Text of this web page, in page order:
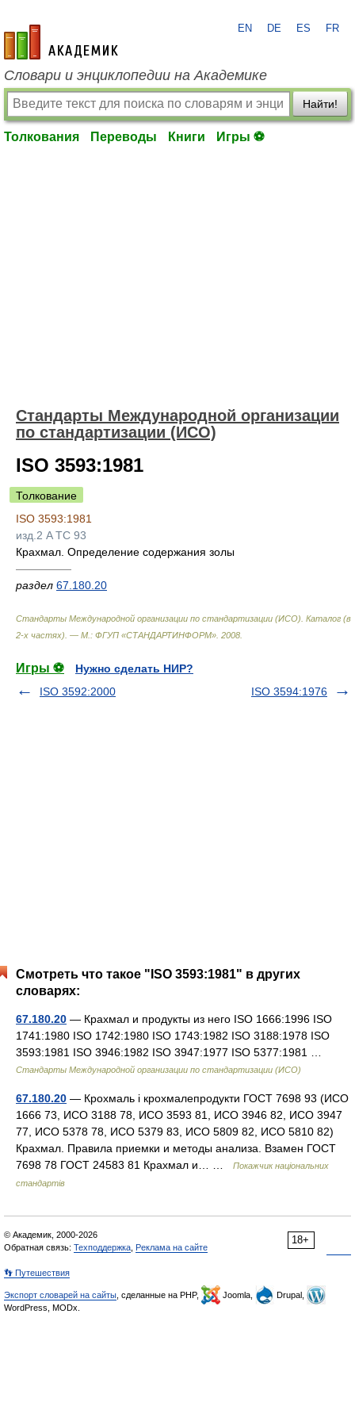
academic.ru
EN DE ES FR
Словари и энциклопедии на Академике
Найти!
Толкования Переводы Книги Игры ⚽
Стандарты Международной организации
по стандартизации (ИСО)
ISO 3593:1981
Толкование
ISO 3593:1981
изд.2 A TC 93
Крахмал. Определение содержания золы
—————
раздел 67.180.20
Стандарты Международной организации по стандартизации (ИСО). Каталог (в
2-х частях). — М.: ФГУП «СТАНДАРТИНФОРМ» 2008
Игры ⚽
Нужно сделать НИР?
ISO 3592:2000
ISO 3594:1976
Смотреть что такое "ISO 3593:1981" в других
словарях:
67.180.20 — Крахмал и продукты из него ISO 1666:1996 ISO
1741:1980 ISO 1742:1980 ISO 1743:1982 ISO 3188:1978 ISO
3593:1981 ISO 3946:1982 ISO 3947:1977 ISO 5377:1981 …
Стандарты Международной организации по стандартизации (ИСО)
67.180.20 — Крохмаль і крохмалепродукти ГОСТ 7698 93 (ИСО
1666 73, ИСО 3188 78, ИСО 3593 81, ИСО 3946 82, ИСО 3947
77, ИСО 5378 78, ИСО 5379 83, ИСО 5809 82, ИСО 5810 82)
Крахмал. Правила приемки и методы анализа. Взамен ГОСТ
7698 78 ГОСТ 24583 81 Крахмал и… …
Покажчик національних
стандартів
18+
© Академик, 2000-2026
Обратная связь: Техподдержка Реклама на сайте
👣 Путешествия
Экспорт словарей на сайты , сделанные на PHP, Joomla,
Drupal,
WordPress, MODx.